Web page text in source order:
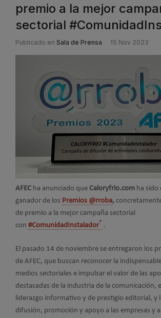
premio a la mejor
sectorial
Publicado en Sala de Prensa 15 Nov 2023
AFEC ha anunciado que Caloryfrio.com ha sido
ganador de los Premios @rroba,
de premio a la mejor campaña sectorial
con #ComunidadInstalador® .
El pasado 14 de noviembre se entregaron los
de AFEC, que buscan reconocer la
medios sectoriales e impulsar el valor de las
destacadas de la industria de la comunicación,
liderazgo informativo y de prestigio editorial, y
difusión, promoción y apoyo a las empresas y a